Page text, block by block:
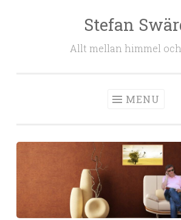
Stefan
Allt mellan himmel
MENU